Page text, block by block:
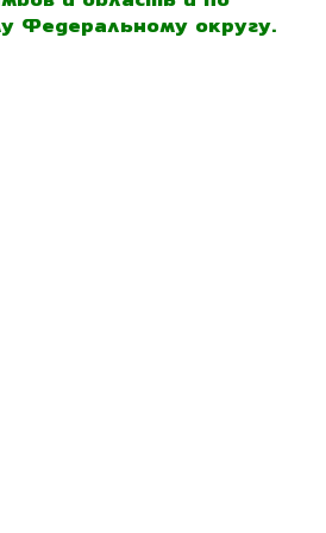
Федеральному округу.